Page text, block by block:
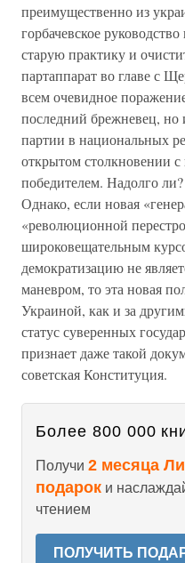
преимущественно из
горбачевское
старую практику и
партаппарат во главе с
всем очевидное
последний брежневец, но
партии в национальных
открытом столкновении
победителем. Надолго
Однако, если новая
«революционной
широковещательным
демократизацию не
маневром, то эта новая
Украиной, как и за
статус суверенных
признает даже такой
советская Конституция.
Более 800 000
Получи 2 месяца
подарок и
чтением
ПОЛУЧИТЬ